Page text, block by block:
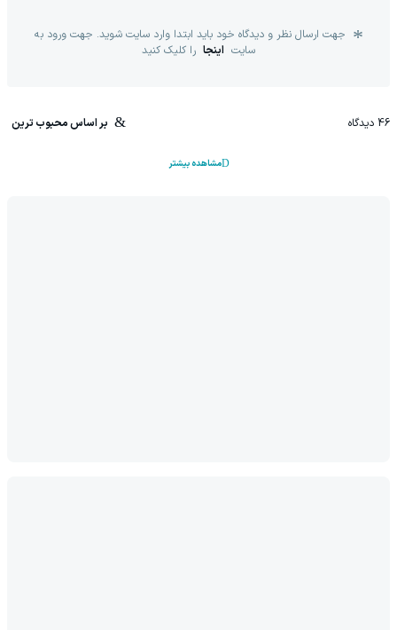
جهت ارسال نظر و دیدگاه خود باید ابتدا وارد سایت شوید. جهت ورود به
سایت اینجا را کلیک کنید
46 دیدگاه بر اساس محبوب ترین
مشاهده بیشتر